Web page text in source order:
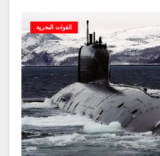
القوات البحرية